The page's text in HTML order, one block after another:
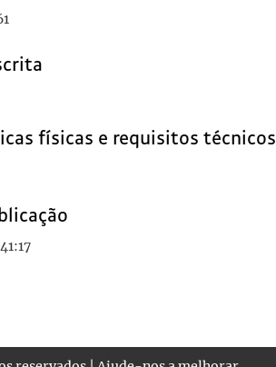
físicas e requisitos técnicos